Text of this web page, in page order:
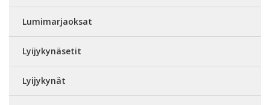
Lumimarjaoksat
Lyijykynäsetit
Lyijykynät